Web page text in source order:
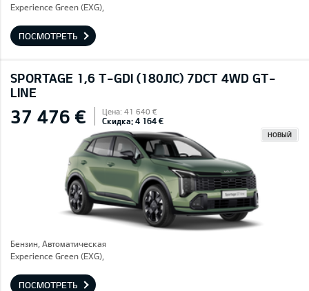
Experience Green (EXG),
ПОСМОТРЕТЬ
SPORTAGE 1,6 T-GDI (180ЛС) 7DCT 4WD GT-
LINE
37 476 € Цена: 41 640 €
Скидка: 4 164 €
НОВЫЙ
Бензин, Автоматическая
Experience Green (EXG),
ПОСМОТРЕТЬ